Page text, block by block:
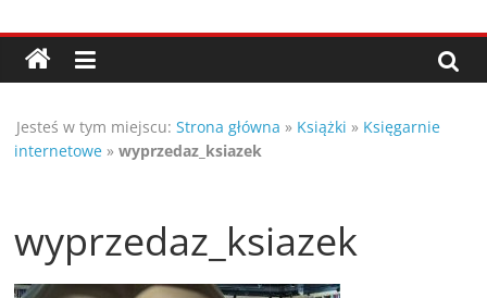
do
treści
Porady,
wskazówki
oraz
ciekawe
rady
Jesteś w tym miejscu: Strona główna » Książki » Księgarnie
internetowe »wyprzedaz_ksiazek
wyprzedaz_ksiazek